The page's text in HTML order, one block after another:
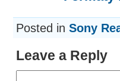
Posted in Sony
Leave a Reply